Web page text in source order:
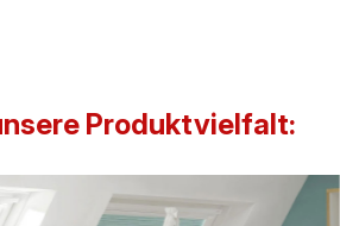
Produktvielfalt: